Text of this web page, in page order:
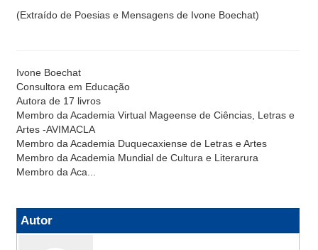
(Extraído de Poesias e Mensagens de Ivone Boechat)
Ivone Boechat
Consultora em Educação
Autora de 17 livros
Membro da Academia Virtual Mageense de Ciências, Letras e
Artes -AVIMACLA
Membro da Academia Duquecaxiense de Letras e Artes
Membro da Academia Mundial de Cultura e Literarura
Membro da Aca...
Autor